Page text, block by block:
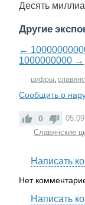
Десять
Другие
←
1000000000 →
цифры,
Сообщить о
0
Славянские
Написать
Нет
Написать